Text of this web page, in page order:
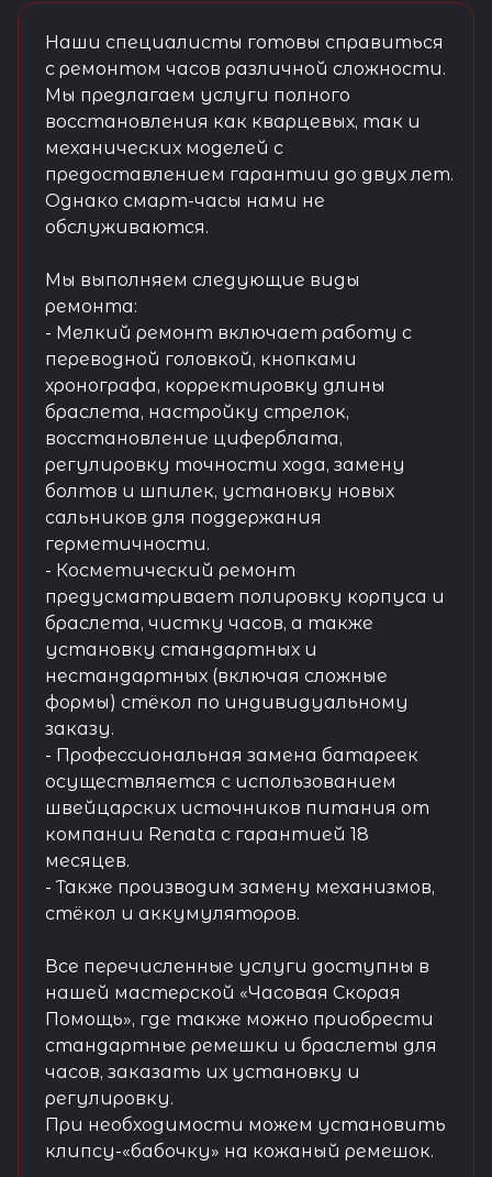
Наши специалисты готовы справиться
с ремонтом часов различной сложности.
Мы предлагаем услуги полного
восстановления как кварцевых, так и
механических моделей с
предоставлением гарантии до двух лет.
Однако смарт-часы нами не
обслуживаются.
Мы выполняем следующие виды
ремонта:
- Мелкий ремонт включает работу с
переводной головкой, кнопками
хронографа, корректировку длины
браслета, настройку стрелок,
восстановление циферблата,
регулировку точности хода, замену
болтов и шпилек, установку новых
сальников для поддержания
герметичности.
- Косметический ремонт
предусматривает полировку корпуса и
браслета, чистку часов, а также
установку стандартных и
нестандартных (включая сложные
формы) стёкол по индивидуальному
заказу.
- Профессиональная замена батареек
осуществляется с использованием
швейцарских источников питания от
компании Renata с гарантией 18
месяцев.
- Также производим замену механизмов,
стёкол и аккумуляторов.
Все перечисленные услуги доступны в
нашей мастерской «Часовая Скорая
Помощь», где также можно приобрести
стандартные ремешки и браслеты для
часов, заказать их установку и
регулировку.
При необходимости можем установить
клипсу-«бабочку» на кожаный ремешок.